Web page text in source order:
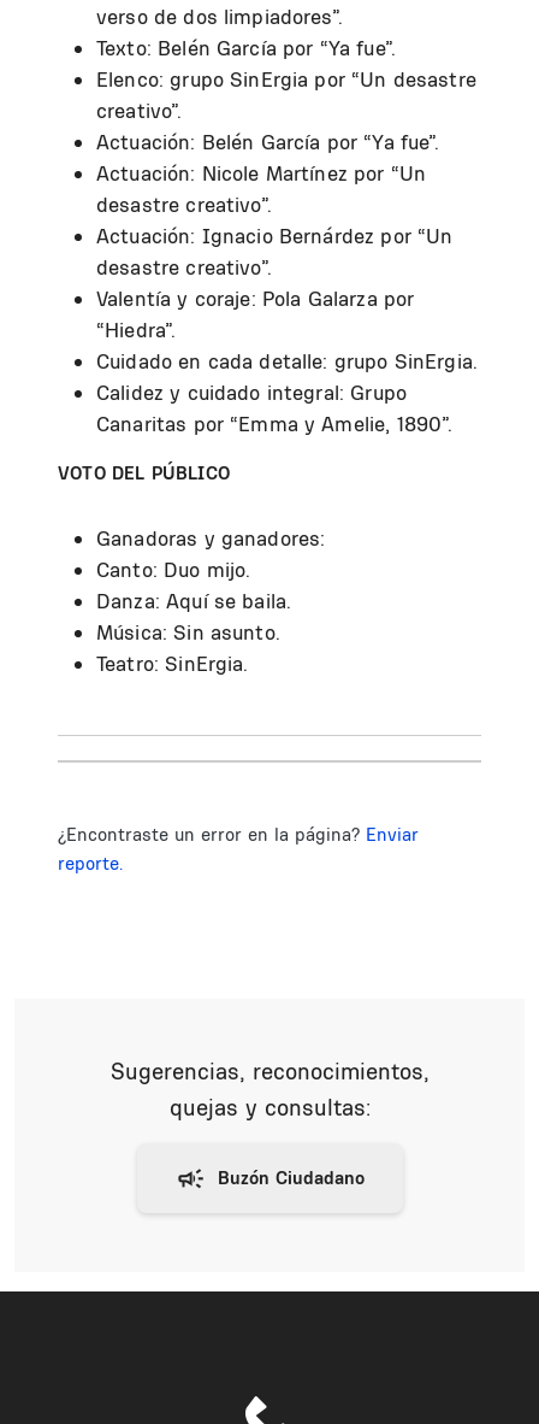
verso de dos limpiadores”.
Texto: Belén García por “Ya fue”.
Elenco: grupo SinErgia por “Un desastre
creativo”.
Actuación: Belén García por “Ya fue”.
Actuación: Nicole Martínez por “Un
desastre creativo”.
Actuación: Ignacio Bernárdez por “Un
desastre creativo”.
Valentía y coraje: Pola Galarza por
“Hiedra”.
Cuidado en cada detalle: grupo SinErgia.
Calidez y cuidado integral: Grupo
Canaritas por “Emma y Amelie, 1890”.
VOTO DEL PÚBLICO
Ganadoras y ganadores:
Canto: Duo mijo.
Danza: Aquí se baila.
Música: Sin asunto.
Teatro: SinErgia.
¿Encontraste un error en la página? Enviar
reporte.
Sugerencias, reconocimientos,
quejas y consultas: